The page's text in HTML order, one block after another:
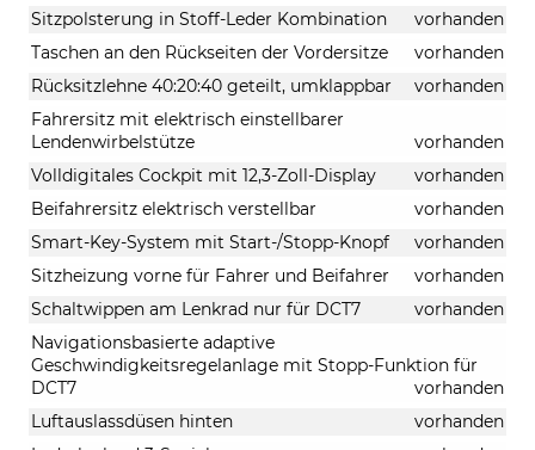
Sitzpolsterung in Stoff-Leder Kombination
vorhanden
Taschen an den Rückseiten der Vordersitze
vorhanden
Rücksitzlehne 40:20:40 geteilt, umklappbar
vorhanden
Fahrersitz mit elektrisch einstellbarer
Lendenwirbelstütze
vorhanden
Volldigitales Cockpit mit 12,3-Zoll-Display
vorhanden
Beifahrersitz elektrisch verstellbar
vorhanden
Smart-Key-System mit Start-/Stopp-Knopf
vorhanden
Sitzheizung vorne für Fahrer und Beifahrer
vorhanden
Schaltwippen am Lenkrad nur für DCT7
vorhanden
Navigationsbasierte adaptive
Geschwindigkeitsregelanlage mit Stopp-Funktion für
DCT7
vorhanden
Luftauslassdüsen hinten
vorhanden